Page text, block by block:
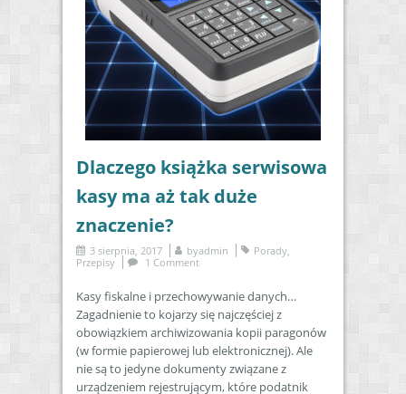
Dlaczego książka serwisowa
kasy ma aż tak duże
znaczenie?
3 sierpnia, 2017 byadmin Porady,
Przepisy
1 Comment
Kasy fiskalne i przechowywanie danych…
Zagadnienie to kojarzy się najczęściej z
obowiązkiem archiwizowania kopii paragonów
(w formie papierowej lub elektronicznej). Ale
nie są to jedyne dokumenty związane z
urządzeniem rejestrującym, które podatnik